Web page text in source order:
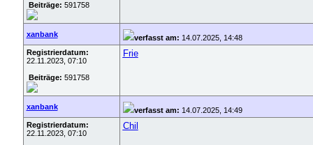
Beiträge: 591758
xanbank verfasst am: 14.07.2025, 14:48
Registrierdatum:
22.11.2023, 07:10
Beiträge: 591758
Frie
xanbank verfasst am: 14.07.2025, 14:49
Registrierdatum:
22.11.2023, 07:10
Chil